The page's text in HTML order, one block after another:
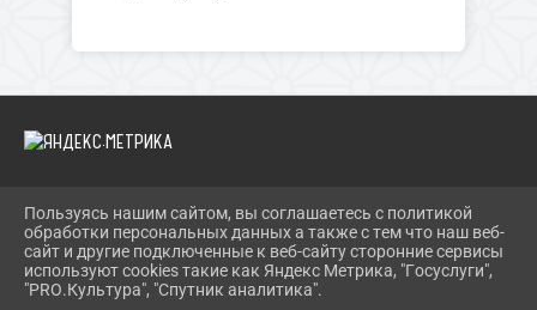
2026 Г. KURUMOCH-CK.RU
ВХОД
КАРТА САЙТА
ПОЛИТИКА ОБРАБОТКИ ПЕРСОНАЛЬНЫХ ДАННЫХ
Пользуясь нашим сайтом, вы соглашаетесь с политикой
обработки персональных данных а также с тем что наш веб-
сайт и другие подключенные к веб-сайту сторонние сервисы
используют cookies такие как Яндекс Метрика, "Госуслуги",
"PRO.Культура", "Спутник аналитика".